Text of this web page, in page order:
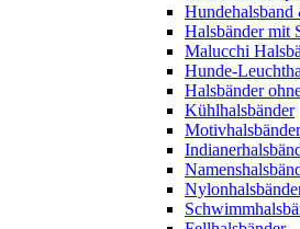
Halsbänder mit
Malucchi
Hunde-
Halsbänder
Kühlhalsbänder
Motivhalsbänder